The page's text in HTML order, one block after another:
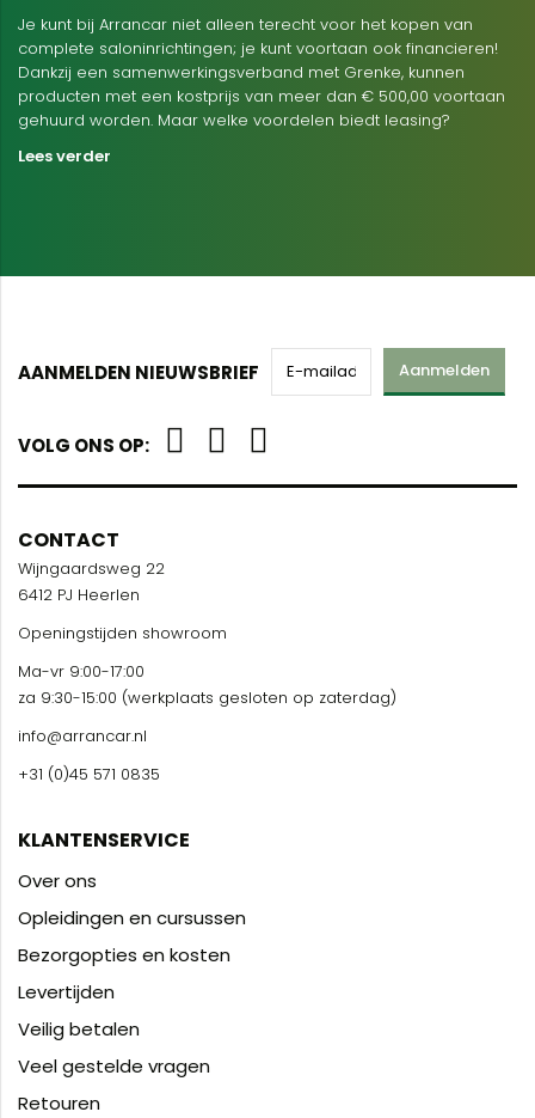
Je kunt bij Arrancar niet alleen terecht voor het kopen van
complete saloninrichtingen; je kunt voortaan ook financieren!
Dankzij een samenwerkingsverband met Grenke, kunnen
producten met een kostprijs van meer dan € 500,00 voortaan
gehuurd worden. Maar welke voordelen biedt leasing?
Lees verder
AANMELDEN NIEUWSBRIEF Aanmelden
VOLG ONS OP:
CONTACT
Wijngaardsweg 22
6412 PJ Heerlen
Openingstijden showroom
Ma-vr 9:00-17:00
za 9:30-15:00 (werkplaats gesloten op zaterdag)
info@arrancar.nl
+31 (0)45 571 0835
KLANTENSERVICE
Over ons
Opleidingen en cursussen
Bezorgopties en kosten
Levertijden
Veilig betalen
Veel gestelde vragen
Retouren